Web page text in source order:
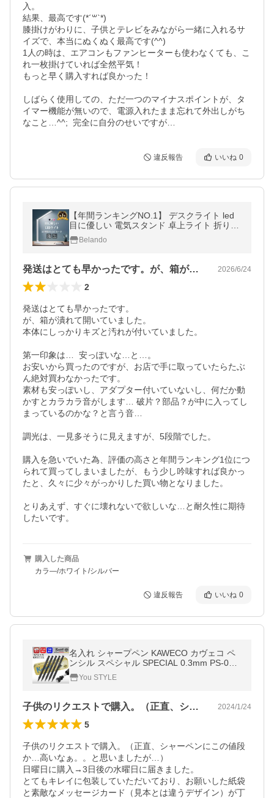
入。
結果、最高です(*´꒳`*)
膝掛けがわりに、子供とテレビをみながら一緒に入れるサ
イズで、本当にぬくぬく最高です(^^)
1人の時は、エアコンもファンヒーターも使わなくても、こ
れ一枚掛けていれば全然平気！
もっと早く購入すれば良かった！
しばらく使用しての、ただ一つのマイナスポイントが、タ
イマー機能が無いので、電源入れたまま忘れて外出しがち
なこと…^^;  完全に自分のせいですが…
違反報告 いいね 0
【年間ランキングNO.1】 デスクライト led
目に優しい 電気スタンド 卓上ライト 折り畳
み式 省エネ 5段調色 10段階調光 タッチセン
サー タイマー 超PayPay祭
Belando
発送はとても早かったです。が、箱が潰れ… 2026/6/24
2
発送はとても早かったです。
が、箱が潰れて開いていました。
本体にしっかりキズと汚れが付いていました。
第一印象は…  安っぽいな…と…。
お安いから買ったのですが、お店で手に取っていたらたぶ
ん絶対買わなかったです。
素材も安っぽいし、アダプター付いていないし、何だか動
かすとカラカラ音がします… 破片？部品？が中に入ってし
まっているのかな？と言う音…
調光は、一見多そうに見えますが、5段階でした。
購入を急いでいた為、評価の高さと年間ランキング1位につ
られて買ってしまいましたが、もう少し吟味すれば良かっ
たと、久々に少々がっかりした買い物となりました。
とりあえず、すぐに壊れないで欲しいな…と耐久性に期待
したいです。
購入した商品
カラ―/ホワイト/シルバー
違反報告 いいね 0
名入れ シャープペン KAWECO カヴェコ ペ
ンシル スペシャル SPECIAL 0.3mm PS-03/1
1000180 0.5mm PS-05 0.7mm PS-07 0.9m
m PS-09 2.0mm PS-20 ノック式
You STYLE
子供のリクエストで購入。（正直、シャー… 2024/1/24
5
子供のリクエストで購入。（正直、シャーペンにこの値段
か…高いなぁ。。と思いましたが…）
日曜日に購入→3日後の水曜日に届きました。
とてもキレイに包装していただいており、お願いした紙袋
と素敵なメッセージカード（見本とは違うデザイン）が丁